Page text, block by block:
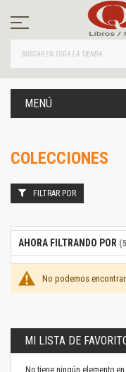
contenido
MENÚ
COLECCIONES
No podemos
FILTRAR POR
AHORA FILTRANDO POR
MI LISTA DE
No tiene ningún elemento